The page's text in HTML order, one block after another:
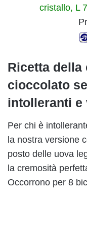
cristallo, L
Ricetta della
cioccolato
intolleranti e
Per chi è
la nostra versione
posto delle uova
la cremosità
Occorrono per 8